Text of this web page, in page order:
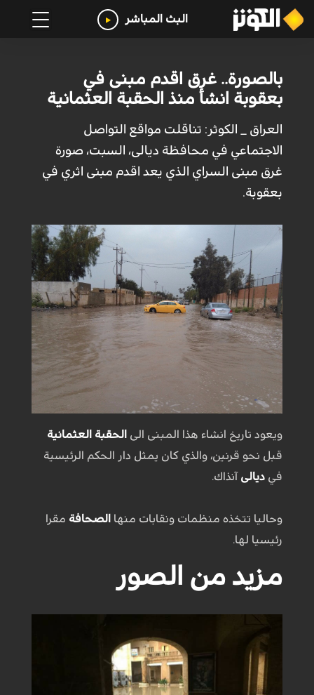
البث المباشر
بالصورة.. غرق اقدم مبنى في
بعقوبة انشأ منذ الحقبة العثمانية
العراق _ الكوثر: تناقلت مواقع التواصل
الاجتماعي في محافظة ديالى، السبت، صورة
غرق مبنى السراي الذي يعد اقدم مبنى اثري في
ب‍عقوبة.
ويعود تاريخ انشاء هذا المبنى الى الحقبة العثمانية
قبل نحو قرنين، والذي كان يمثل دار الحكم الرئيسية
في ديالى آنذاك.
وحاليا تتخذه منظمات ونقابات منها الصحافة مقرا
رئيسيا لها.
مزيد من الصور